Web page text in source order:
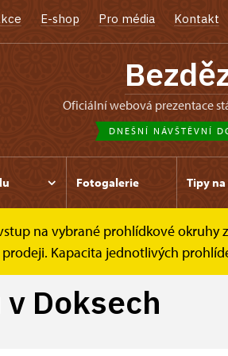
E-shop Pro média Kontakt
oficiální webová prezentace
DNEŠNÍ NÁVŠTĚVNÍ
Fotogalerie Tipy
na vybrané prohlídkové
Kapacita jednotlivých
v Doksech
Doksech